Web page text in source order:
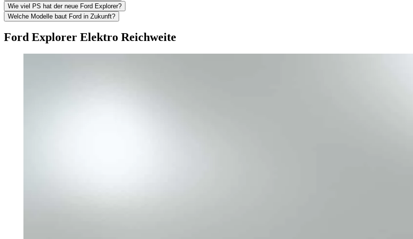
Wie viel PS hat der neue Ford Explorer?
Welche Modelle baut Ford in Zukunft?
Ford Explorer Elektro Reichweite